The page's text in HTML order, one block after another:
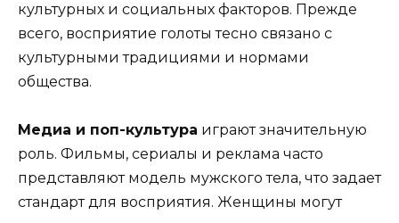
культурных и социальных факторов. Прежде
всего, восприятие голоты тесно связано с
культурными традициями и нормами
общества.
Медиа и поп-культура играют значительную
роль. Фильмы, сериалы и реклама часто
представляют модель мужского тела, что задает
стандарт для восприятия. Женщины могут